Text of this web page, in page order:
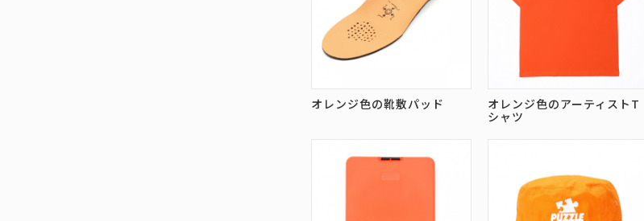
オレンジ色の靴敷パッド
オレンジ色のアーティストT
シャツ